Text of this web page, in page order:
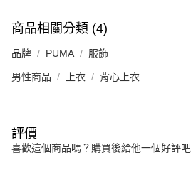
商品相關分類 (4)
品牌 PUMA 服飾
男性商品 上衣 背心上衣
評價
喜歡這個商品嗎？購買後給他一個好評吧